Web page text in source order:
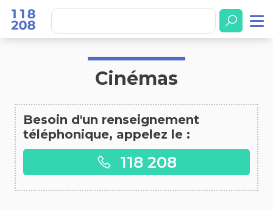
Accueil
Cinémas
Besoin d'un renseignement
téléphonique, appelez le :
118 208